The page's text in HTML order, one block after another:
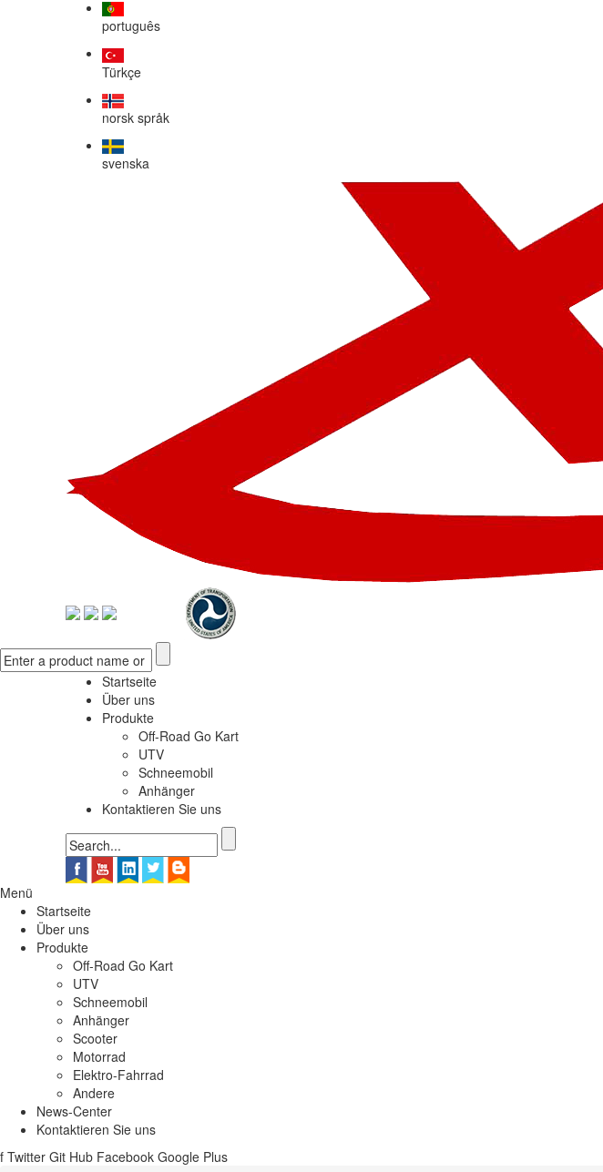
português
Türkçe
norsk språk
svenska
Startseite
Über uns
Produkte
Off-Road Go Kart
UTV
Schneemobil
Anhänger
Kontaktieren Sie uns
Menü
Startseite
Über uns
Produkte
Off-Road Go Kart
UTV
Schneemobil
Anhänger
Scooter
Motorrad
Elektro-Fahrrad
Andere
News-Center
Kontaktieren Sie uns
f Twitter Git Hub Facebook Google Plus